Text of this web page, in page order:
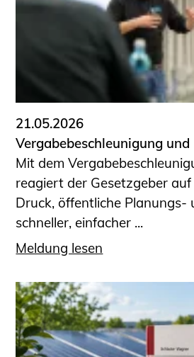
21.05.2026
Vergabebeschleunigung
Mit dem
reagiert der Gesetzgeber
Druck, öffentliche Planungs-
schneller, einfacher ...
Meldung lesen